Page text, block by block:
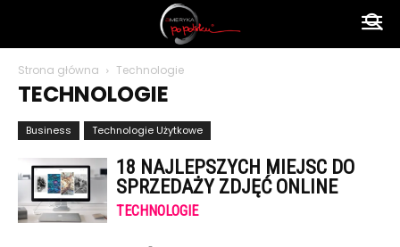
polsku
Strona główna Technologie
TECHNOLOGIE
Business Technologie Użytkowe
18 NAJLEPSZYCH MIEJSC DO
SPRZEDAŻY ZDJĘĆ ONLINE
TECHNOLOGIE